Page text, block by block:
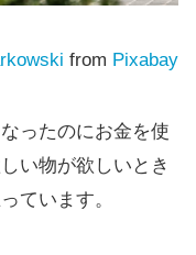
from Pixabay
ったのにお金を使
い物が欲しいとき
ています。